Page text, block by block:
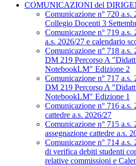
COMUNICAZIONI del
Comunicazione n° 720
Collegio Docenti 3
Comunicazione n° 719
a.s. 2026/27 e calendario
Comunicazione n° 718 a.s.
DM 219 Percorso A
NotebookLM" Edizione 2
Comunicazione n° 717 a.s.
DM 219 Percorso A
NotebookLM" Edizione 1
Comunicazione n° 716 a.s.
cattedre a.s. 2026/27
Comunicazione n° 715 a.s.
assegnazione cattedre a.s.
Comunicazione n° 714
di verifica debiti studenti
relative commissioni e